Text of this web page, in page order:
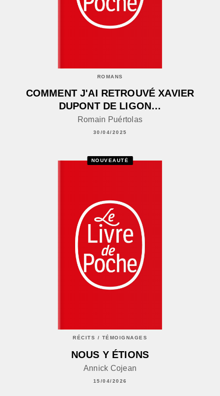
ROMANS
COMMENT J'AI RETROUVÉ XAVIER
DUPONT DE LIGON…
Romain Puértolas
30/04/2025
NOUVEAUTÉ
RÉCITS / TÉMOIGNAGES
NOUS Y ÉTIONS
Annick Cojean
15/04/2026